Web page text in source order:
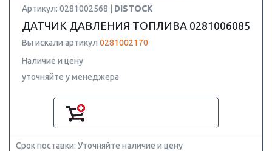
Артикул: 0281002568 | DISTOCK
ДАТЧИК ДАВЛЕНИЯ ТОПЛИВА 0281006085
Вы искали артикул 0281002170
Наличие и цену
уточняйте у менеджера
Срок поставки: Уточняйте наличие и цену